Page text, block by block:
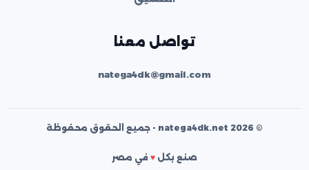
تواصل معنا
natega4dk@gmail.com
© 2026 natega4dk.net - جميع الحقوق محفوظة
صنع بكل ♥ في مصر